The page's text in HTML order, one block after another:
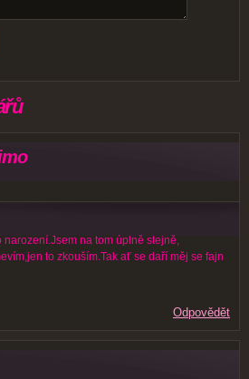
na tom úplně stejně,
to zkouším.Tak ať se daří měj se fajn
Odpovědět